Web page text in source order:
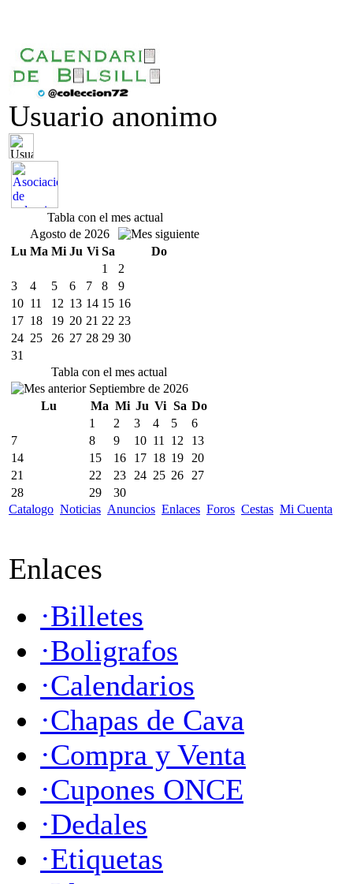
Usuario anonimo
Tabla con el mes actual
Agosto de 2026
Lu Ma Mi Ju Vi Sa
Do
1
2
3
4 5 6 7 8
9
10 11 12 13 14 15 16
17 18 19 20 21 22 23
24 25 26 27 28 29 30
31
Tabla con el mes actual
Septiembre de 2026
Lu
Ma Mi Ju Vi Sa Do
1
2 3 4 5
6
7
8 9 10 11 12
13
14
15 16 17 18 19
20
21
22 23 24 25 26
27
28
29
30
Catalogo Noticias Anuncios Enlaces Foros Cestas Mi Cuenta
Enlaces
·Billetes
·Boligrafos
·Calendarios
·Chapas de Cava
·Compra y Venta
·Cupones ONCE
·Dedales
·Etiquetas